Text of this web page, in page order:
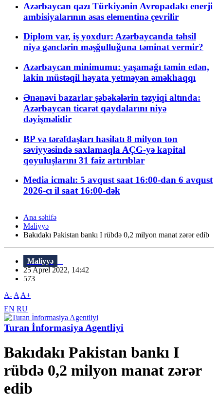
Azərbaycan qazı Türkiyənin Avropadakı enerji
ambisiyalarının əsas elementinə çevrilir
Diplom var, iş yoxdur: Azərbaycanda təhsil
niyə gənclərin məşğulluğuna təminat vermir?
Azərbaycan minimumu: yaşamağı təmin edən,
lakin müstəqil həyata yetməyən əməkhaqqı
Ənənəvi bazarlar şəbəkələrin təzyiqi altında:
Azərbaycan ticarət qaydalarını niyə
dəyişməlidir
BP və tərəfdaşları hasilatı 8 milyon ton
səviyyəsində saxlamaqla AÇG-yə kapital
qoyuluşlarını 31 faiz artırıblar
Media icmalı: 5 avqust saat 16:00-dan 6 avqust
2026-cı il saat 16:00-dək
Ana səhifə
Maliyyə
Bakıdakı Pakistan bankı I rübdə 0,2 milyon manat zərər edib
Maliyyə
25 Aprel 2022, 14:42
573
A- A A+
EN RU
Turan İnformasiya Agentliyi
Bakıdakı Pakistan bankı I
rübdə 0,2 milyon manat zərər
edib